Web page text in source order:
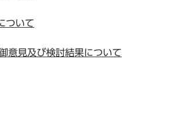
ついて
意見及び検討結果について